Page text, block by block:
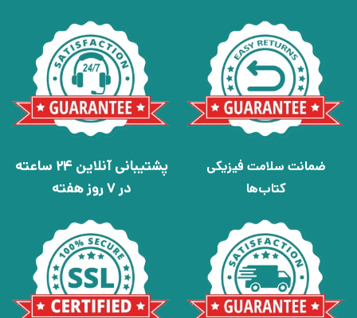
ضمانت سلامت فیزیکی
کتاب‌ها
پشتیبانی آنلاین 24 ساعته
در 7 روز هفته